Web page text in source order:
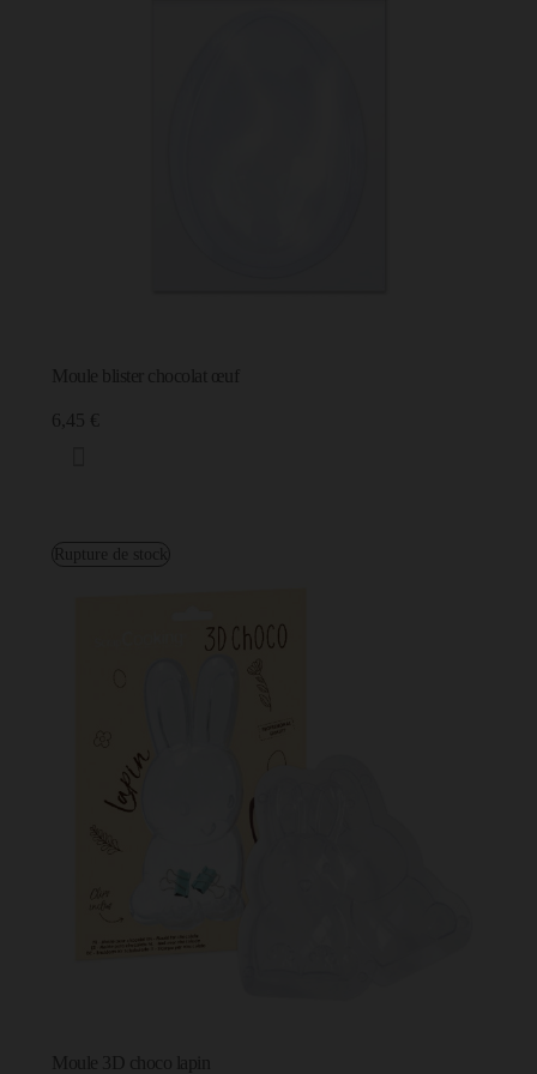
Moule blister chocolat œuf
6,45 €
Rupture de stock
Moule 3D choco lapin